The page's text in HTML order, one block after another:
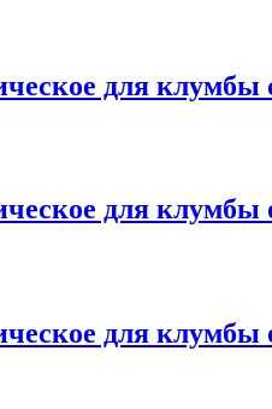
для клумбы
для клумбы
для клумбы